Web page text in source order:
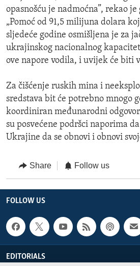
opasnošću je nadmoćna”, rekao
„Pomoć od 91,5 milijuna dolara
sljedeće godine osmišljena je za
ukrajinskog nacionalnog
ove napore vodila, i uvijek će biti
Za čišćenje ruskih mina i
sredstava bit će potrebno mnogo
koordiniran međunarodni
su posvećene podršci naporima
Ukrajine da se obnovi i obnovi
Share Follow us
FOLLOW US
EDITORIALS